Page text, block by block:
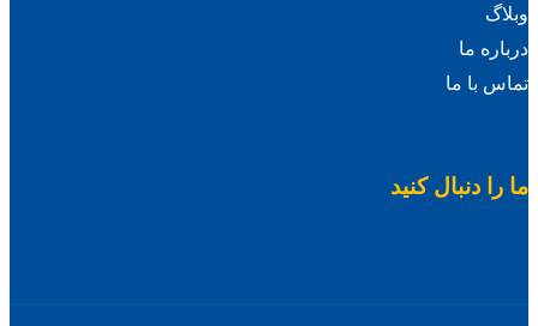
وبلاگ
درباره ما
تماس با ما
ما را دنبال کنید